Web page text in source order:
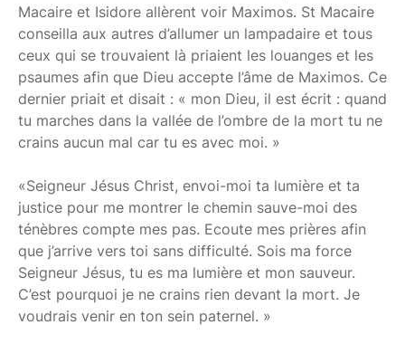
Macaire et Isidore allèrent voir Maximos. St Macaire
conseilla aux autres d’allumer un lampadaire et tous
ceux qui se trouvaient là priaient les louanges et les
psaumes afin que Dieu accepte l’âme de Maximos. Ce
dernier priait et disait : « mon Dieu, il est écrit : quand
tu marches dans la vallée de l’ombre de la mort tu ne
crains aucun mal car tu es avec moi. »
«Seigneur Jésus Christ, envoi-moi ta lumière et ta
justice pour me montrer le chemin sauve-moi des
ténèbres compte mes pas. Ecoute mes prières afin
que j’arrive vers toi sans difficulté. Sois ma force
Seigneur Jésus, tu es ma lumière et mon sauveur.
C’est pourquoi je ne crains rien devant la mort. Je
voudrais venir en ton sein paternel. »